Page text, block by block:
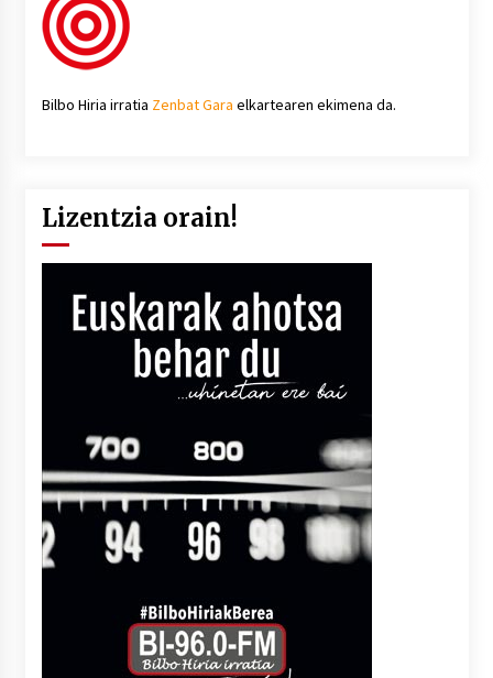
Bilbo Hiria irratia Zenbat Gara elkartearen ekimena da.
Lizentzia orain!